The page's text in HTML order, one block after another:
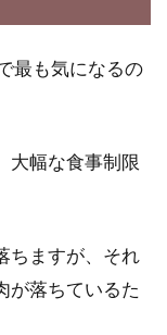
のカロリーと制
て
があります。全ての
最も気になるの
大幅な食事制限
ちますが、それ
が落ちているた